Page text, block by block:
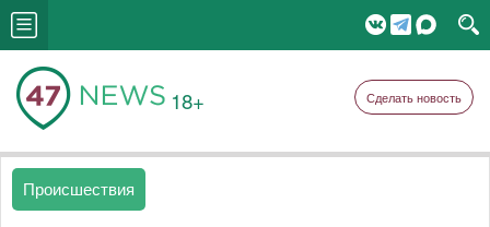
18+ Сделать новость
Происшествия